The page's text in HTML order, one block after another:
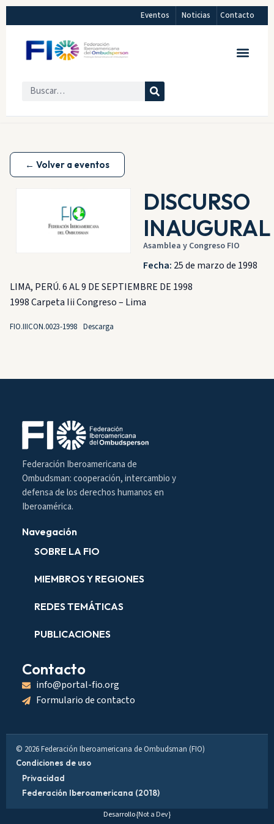
Eventos Noticias Contacto
← Volver a eventos
DISCURSO
INAUGURAL
Asamblea y Congreso FIO
Fecha: 25 de marzo de 1998
LIMA, PERÚ. 6 AL 9 DE SEPTIEMBRE DE 1998
1998 Carpeta Iii Congreso – Lima
FIO.IIICON.0023-1998 Descarga
Federación Iberoamericana de
Ombudsman: cooperación, intercambio y
defensa de los derechos humanos en
Iberoamérica.
Navegación
SOBRE LA FIO
MIEMBROS Y REGIONES
REDES TEMÁTICAS
PUBLICACIONES
Contacto
info@portal-fio.org
Formulario de contacto
© 2026 Federación Iberoamericana de Ombudsman (FIO)
Condiciones de uso
Privacidad
Federación Iberoamericana (2018)
Desarrollo{Not a Dev}